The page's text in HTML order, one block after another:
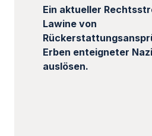
Ein aktueller
Lawine von
Erben enteigneter
auslösen.